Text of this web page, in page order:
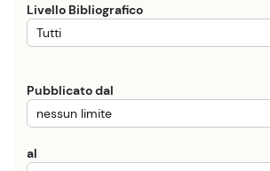
Livello Bibliografico
Pubblicato dal
al